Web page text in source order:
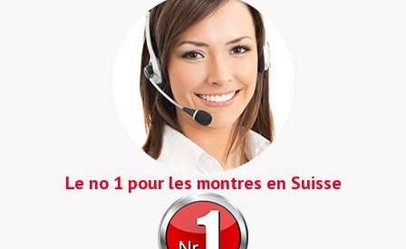
Le no 1 pour les montres en Suisse